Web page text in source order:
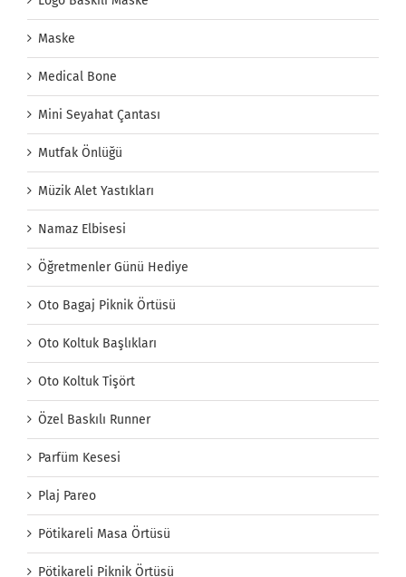
Maske
Medical Bone
Mini Seyahat Çantası
Mutfak Önlüğü
Müzik Alet Yastıkları
Namaz Elbisesi
Öğretmenler Günü Hediye
Oto Bagaj Piknik Örtüsü
Oto Koltuk Başlıkları
Oto Koltuk Tişört
Özel Baskılı Runner
Parfüm Kesesi
Plaj Pareo
Pötikareli Masa Örtüsü
Pötikareli Piknik Örtüsü